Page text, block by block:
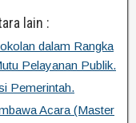
lain :
dalam Rangka
Pelayanan Publik.
Pemerintah.
Acara (Master